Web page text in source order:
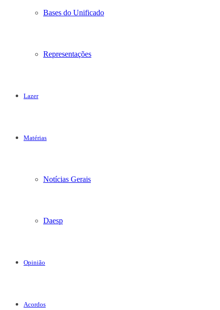
Bases do Unificado
Representações
Lazer
Matérias
Notícias Gerais
Daesp
Opinião
Acordos